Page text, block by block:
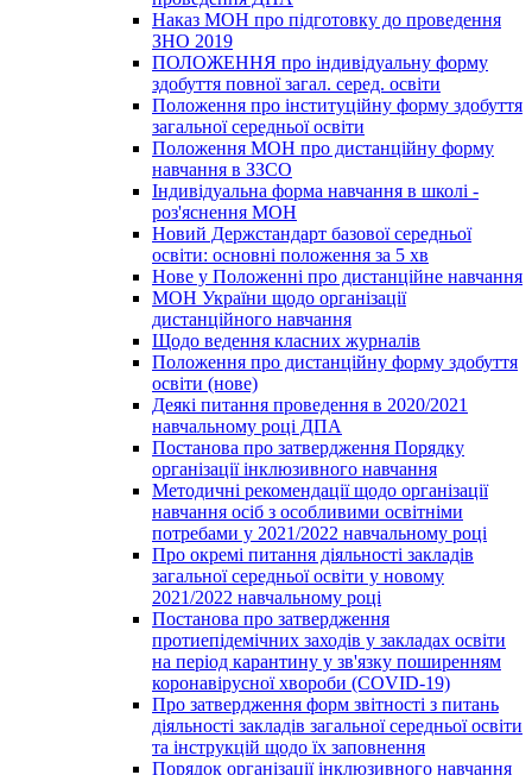
Наказ МОН про підготовку до проведення
ЗНО 2019
ПОЛОЖЕННЯ про індивідуальну форму
здобуття повної загал. серед. освіти
Положення про інституційну форму здобуття
загальної середньої освіти
Положення МОН про дистанційну форму
навчання в ЗЗСО
Індивідуальна форма навчання в школі -
роз'яснення МОН
Новий Держстандарт базової середньої
освіти: основні положення за 5 хв
Нове у Положенні про дистанційне навчання
МОН України щодо організації
дистанційного навчання
Щодо ведення класних журналів
Положення про дистанційну форму здобуття
освіти (нове)
Деякі питання проведення в 2020/2021
навчальному році ДПА
Постанова про затвердження Порядку
організації інклюзивного навчання
Методичні рекомендації щодо організації
навчання осіб з особливими освітніми
потребами у 2021/2022 навчальному році
Про окремі питання діяльності закладів
загальної середньої освіти у новому
2021/2022 навчальному році
Постанова про затвердження
протиепідемічних заходів у закладах освіти
на період карантину у зв'язку поширенням
коронавірусної хвороби (COVID-19)
Про затвердження форм звітності з питань
діяльності закладів загальної середньої освіти
та інструкцій щодо їх заповнення
Порядок організації інклюзивного навчання